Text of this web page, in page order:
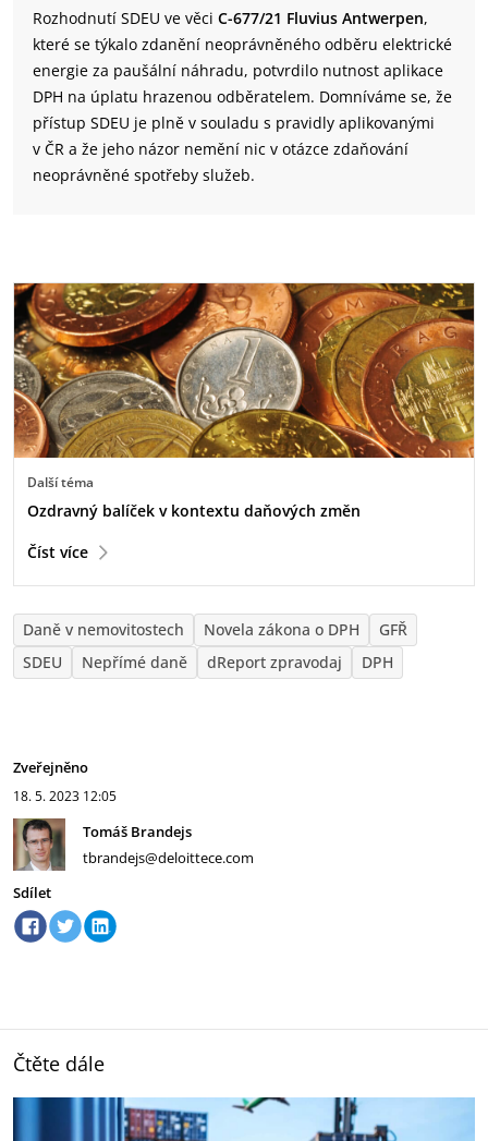
Rozhodnutí SDEU ve věci C-677/21 Fluvius Antwerpen,
které se týkalo zdanění neoprávněného odběru elektrické
energie za paušální náhradu, potvrdilo nutnost aplikace
DPH na úplatu hrazenou odběratelem. Domníváme se, že
přístup SDEU je plně v souladu s pravidly aplikovanými
v ČR a že jeho názor nemění nic v otázce zdaňování
neoprávněné spotřeby služeb.
Další téma
Ozdravný balíček v kontextu daňových změn
Číst více
Daně v nemovitostech Novela zákona o DPH
GFŘ
SDEU
Nepřímé daně dReport zpravodaj DPH
Zveřejněno
18. 5. 2023 12:05
Tomáš Brandejs
tbrandejs@deloittece.com
Sdílet
Čtěte dále